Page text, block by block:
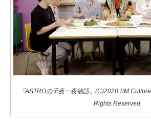
「ASTROの千夜一夜物語」(C)2020 SM
Rights Reserved.